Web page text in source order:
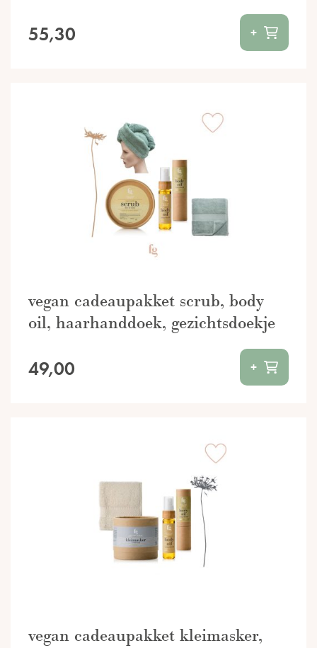
55,30 +
vegan cadeaupakket scrub, body
oil, haarhanddoek, gezichtsdoekje
49,00 +
vegan cadeaupakket kleimasker,